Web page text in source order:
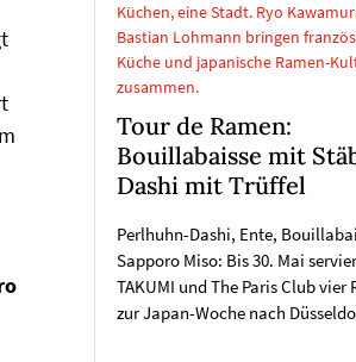
Küchen, eine Stadt. Ryo
Bastian Lohmann bringen
Küche und japanische Ramen-
zusammen.
Tour de Ramen:
Bouillabaisse mit
Dashi mit Trüffel
Perlhuhn-Dashi, Ente,
Sapporo Miso: Bis 30. Mai
TAKUMI und The Paris Club vier
zur Japan-Woche nach